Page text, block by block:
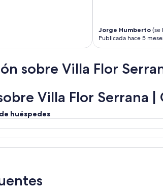
Jorge Humberto (se
Publicada hace 5
sobre Villa Flor
Villa Flor Serrana |
huéspedes